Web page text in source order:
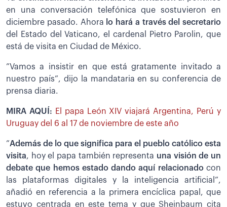
en una conversación telefónica que sostuvieron en
diciembre pasado. Ahora lo hará a través del secretario
del Estado del Vaticano, el cardenal Pietro Parolin, que
está de visita en Ciudad de México.
”Vamos a insistir en que está gratamente invitado a
nuestro país”, dijo la mandataria en su conferencia de
prensa diaria.
MIRA AQUÍ: El papa León XIV viajará Argentina, Perú y
Uruguay del 6 al 17 de noviembre de este año
”Además de lo que significa para el pueblo católico esta
visita, hoy el papa también representa una visión de un
debate que hemos estado dando aquí relacionadocon
las plataformas digitales y la inteligencia artificial”,
añadió en referencia a la primera encíclica papal, que
estuvo centrada en este tema y que Sheinbaum cita